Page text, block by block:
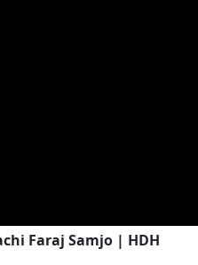
Faraj Samjo | HDH